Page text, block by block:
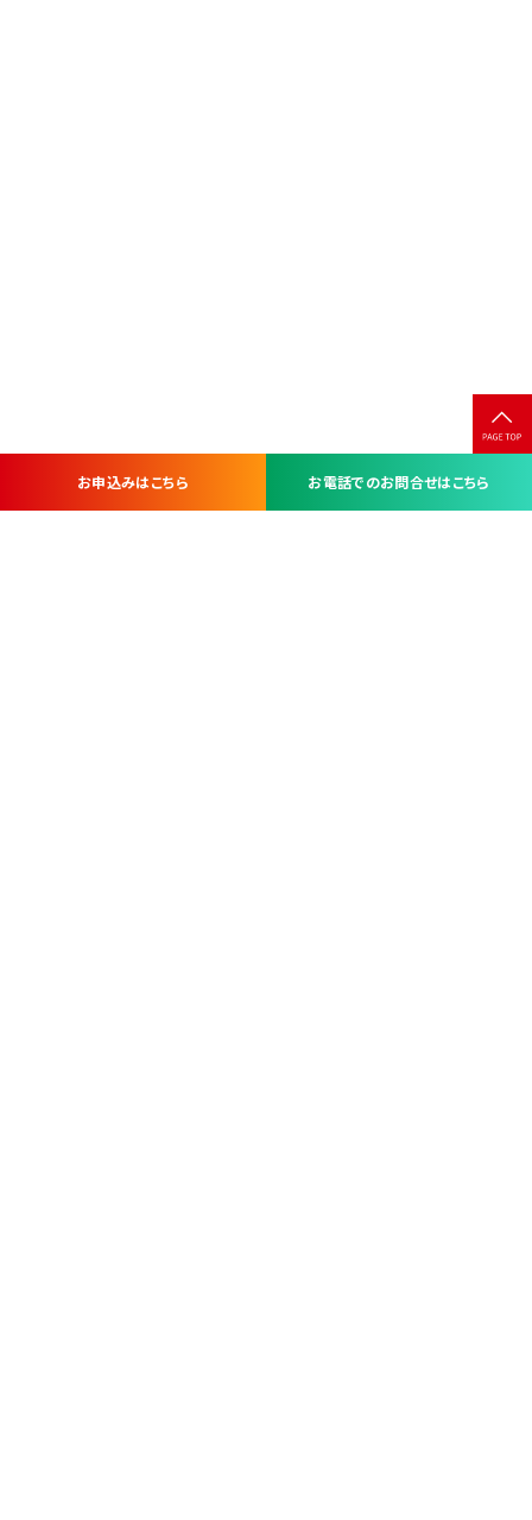
お申込みはこちら お電話でのお問合せはこちら